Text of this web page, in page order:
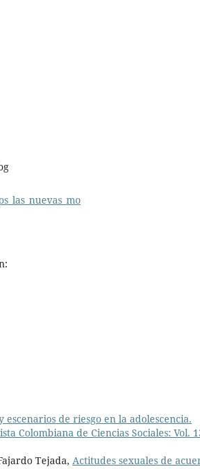
escenarios de riesgo en la adolescencia.
Colombiana de Ciencias Sociales: Vol.
Tejada, Actitudes sexuales de